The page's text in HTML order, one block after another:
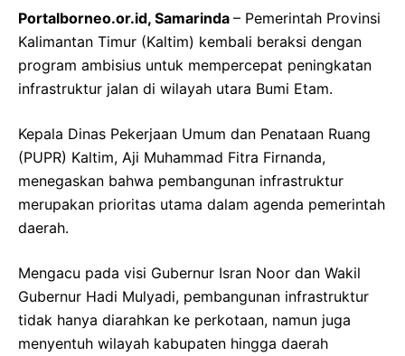
Portalborneo.or.id, Samarinda – Pemerintah Provinsi
Kalimantan Timur (Kaltim) kembali beraksi dengan
program ambisius untuk mempercepat peningkatan
infrastruktur jalan di wilayah utara Bumi Etam.
Kepala Dinas Pekerjaan Umum dan Penataan Ruang
(PUPR) Kaltim, Aji Muhammad Fitra Firnanda,
menegaskan bahwa pembangunan infrastruktur
merupakan prioritas utama dalam agenda pemerintah
daerah.
Mengacu pada visi Gubernur Isran Noor dan Wakil
Gubernur Hadi Mulyadi, pembangunan infrastruktur
tidak hanya diarahkan ke perkotaan, namun juga
menyentuh wilayah kabupaten hingga daerah